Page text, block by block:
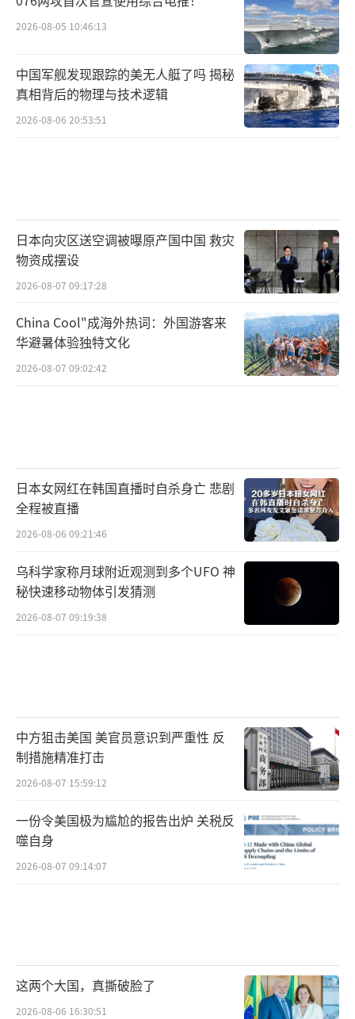
2026-08-05 10:46:13
中国军舰发现跟踪的美无人艇了吗 揭秘
真相背后的物理与技术逻辑
2026-08-06 20:53:51
日本向灾区送空调被曝原产国中国 救灾
物资成摆设
2026-08-07 09:17:28
China Cool"成海外热词：外国游客来
华避暑体验独特文化
2026-08-07 09:02:42
日本女网红在韩国直播时自杀身亡 悲剧
全程被直播
2026-08-06 09:21:46
乌科学家称月球附近观测到多个UFO 神
秘快速移动物体引发猜测
2026-08-07 09:19:38
中方狙击美国 美官员意识到严重性 反
制措施精准打击
2026-08-07 15:59:12
一份令美国极为尴尬的报告出炉 关税反
噬自身
2026-08-07 09:14:07
这两个大国，真撕破脸了
2026-08-06 16:30:51